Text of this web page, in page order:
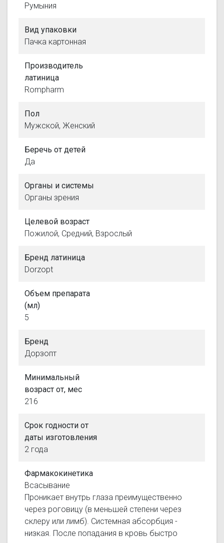
Румыния
Вид упаковки
Пачка картонная
Производитель
латиница
Rompharm
Пол
Мужской, Женский
Беречь от детей
Да
Органы и системы
Органы зрения
Целевой возраст
Пожилой, Средний, Взрослый
Бренд латиница
Dorzopt
Объем препарата
(мл)
5
Бренд
Дорзопт
Минимальный
возраст от, мес
216
Срок годности от
даты изготовления
2 года
Фармакокинетика
Всасывание
Проникает внутрь глаза преимущественно
через роговицу (в меньшей степени через
склеру или лимб). Системная абсорбция -
низкая. После попадания в кровь быстро